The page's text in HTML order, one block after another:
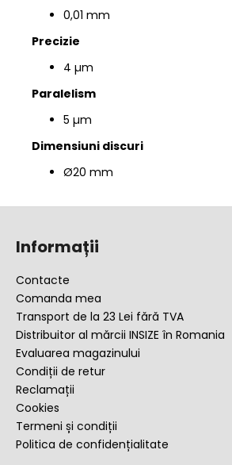
0,01 mm
Precizie
4 µm
Paralelism
5 µm
Dimensiuni discuri
Ø20 mm
Informații
Contacte
Comanda mea
Transport de la 23 Lei fără TVA
Distribuitor al mărcii INSIZE în Romania
Evaluarea magazinului
Condiții de retur
Reclamații
Cookies
Termeni și condiții
Politica de confidențialitate